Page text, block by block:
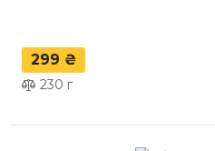
299 ₴
230 г